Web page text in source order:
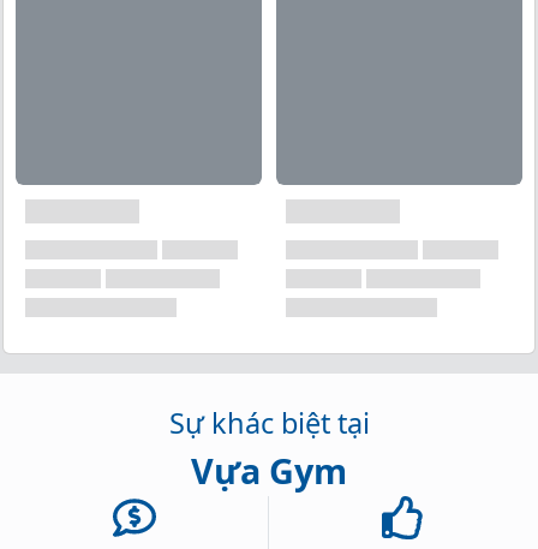
Sự khác biệt tại
Vựa Gym